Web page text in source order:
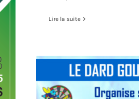
Lire la suite